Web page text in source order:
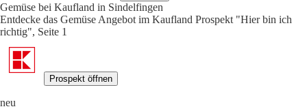
Gemüse bei Kaufland in Sindelfingen
Entdecke das Gemüse Angebot im Kaufland Prospekt "Hier bin ich
richtig", Seite 1
Prospekt öffnen
neu